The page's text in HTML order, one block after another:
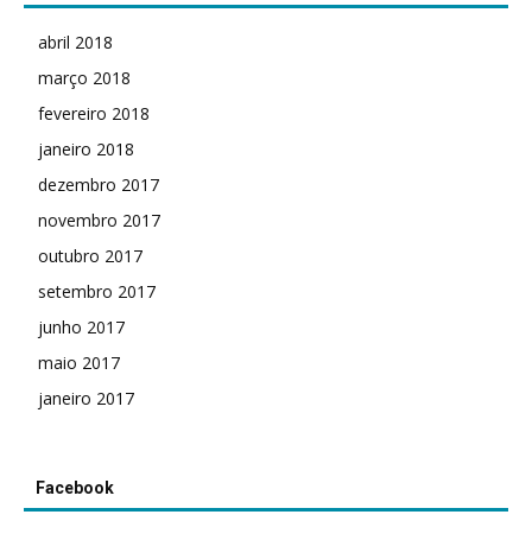
abril 2018
março 2018
fevereiro 2018
janeiro 2018
dezembro 2017
novembro 2017
outubro 2017
setembro 2017
junho 2017
maio 2017
janeiro 2017
Facebook